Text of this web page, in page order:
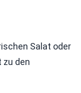
Salat oder
zu den